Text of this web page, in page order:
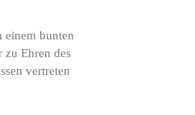
einem bunten
zu Ehren des
vertreten